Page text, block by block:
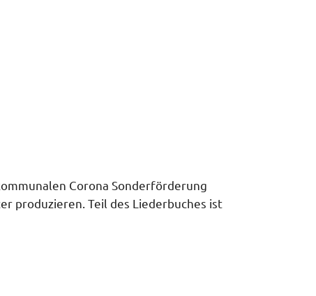
Corona Sonderförderung
produzieren. Teil des Liederbuches ist